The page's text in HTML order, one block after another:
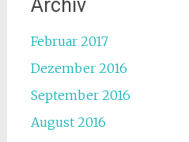
Archiv
Februar 2017
Dezember 2016
September 2016
August 2016